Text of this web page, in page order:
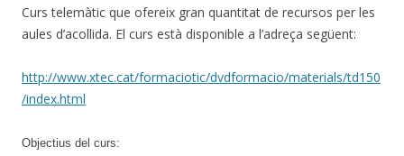
Curs telemàtic que ofereix gran quantitat de recursos per les
aules d’acollida. El curs està disponible a l’adreça següent:
http://www.xtec.cat/formaciotic/dvdformacio/materials/td150
/index.html
Objectius del curs: